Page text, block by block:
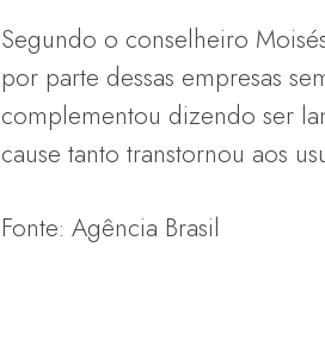
Segundo o conselheiro
por parte dessas empresas
complementou dizendo ser
cause tanto transtornou aos
Fonte: Agência Brasil